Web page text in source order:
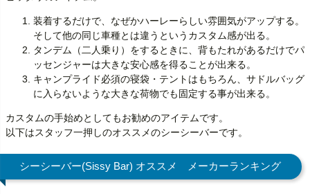
装着するだけで、なぜかハーレーらしい雰囲気がアップする。
そして他の同じ車種とは違うというカスタム感が出る。
タンデム（二人乗り）をするときに、背もたれがあるだけでパ
ッセンジャーは大きな安心感を得ることが出来る。
キャンプライド必須の寝袋・テントはもちろん、サドルバッグ
に入らないような大きな荷物でも固定する事が出来る。
カスタムの手始めとしてもお勧めのアイテムです。
以下はスタッフ一押しのオススメのシーシーバーです。
シーシーバー(Sissy Bar) オススメ メーカーランキング